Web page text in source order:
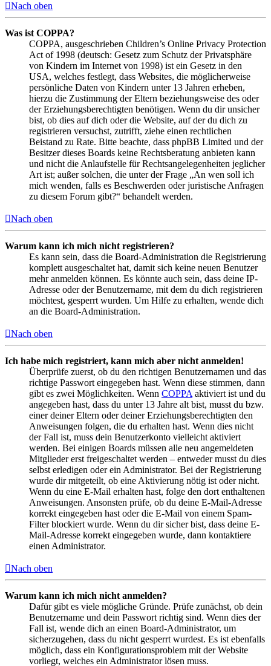
Nach oben
Was ist COPPA?
COPPA, ausgeschrieben Children’s Online Privacy Protection
Act of 1998 (deutsch: Gesetz zum Schutz der Privatsphäre
von Kindern im Internet von 1998) ist ein Gesetz in den
USA, welches festlegt, dass Websites, die möglicherweise
persönliche Daten von Kindern unter 13 Jahren erheben,
hierzu die Zustimmung der Eltern beziehungsweise des oder
der Erziehungsberechtigten benötigen. Wenn du dir unsicher
bist, ob dies auf dich oder die Website, auf der du dich zu
registrieren versuchst, zutrifft, ziehe einen rechtlichen
Beistand zu Rate. Bitte beachte, dass phpBB Limited und der
Besitzer dieses Boards keine Rechtsberatung anbieten kann
und nicht die Anlaufstelle für Rechtsangelegenheiten jeglicher
Art ist; außer solchen, die unter der Frage „An wen soll ich
mich wenden, falls es Beschwerden oder juristische Anfragen
zu diesem Forum gibt?“ behandelt werden.
Nach oben
Warum kann ich mich nicht registrieren?
Es kann sein, dass die Board-Administration die Registrierung
komplett ausgeschaltet hat, damit sich keine neuen Benutzer
mehr anmelden können. Es könnte auch sein, dass deine IP-
Adresse oder der Benutzername, mit dem du dich registrieren
möchtest, gesperrt wurden. Um Hilfe zu erhalten, wende dich
an die Board-Administration.
Nach oben
Ich habe mich registriert, kann mich aber nicht anmelden!
Überprüfe zuerst, ob du den richtigen Benutzernamen und das
richtige Passwort eingegeben hast. Wenn diese stimmen, dann
gibt es zwei Möglichkeiten. Wenn COPPA aktiviert ist und du
angegeben hast, dass du unter 13 Jahre alt bist, musst du bzw.
einer deiner Eltern oder deiner Erziehungsberechtigten den
Anweisungen folgen, die du erhalten hast. Wenn dies nicht
der Fall ist, muss dein Benutzerkonto vielleicht aktiviert
werden. Bei einigen Boards müssen alle neu angemeldeten
Mitglieder erst freigeschaltet werden – entweder musst du dies
selbst erledigen oder ein Administrator. Bei der Registrierung
wurde dir mitgeteilt, ob eine Aktivierung nötig ist oder nicht.
Wenn du eine E-Mail erhalten hast, folge den dort enthaltenen
Anweisungen. Ansonsten prüfe, ob du deine E-Mail-Adresse
korrekt eingegeben hast oder die E-Mail von einem Spam-
Filter blockiert wurde. Wenn du dir sicher bist, dass deine E-
Mail-Adresse korrekt eingegeben wurde, dann kontaktiere
einen Administrator.
Nach oben
Warum kann ich mich nicht anmelden?
Dafür gibt es viele mögliche Gründe. Prüfe zunächst, ob dein
Benutzername und dein Passwort richtig sind. Wenn dies der
Fall ist, wende dich an einen Board-Administrator, um
sicherzugehen, dass du nicht gesperrt wurdest. Es ist ebenfalls
möglich, dass ein Konfigurationsproblem mit der Website
vorliegt, welches ein Administrator lösen muss.